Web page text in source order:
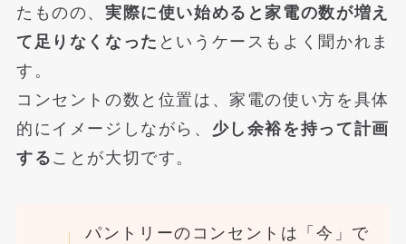
たものの、 実際に使い始めると家電の数が増え
て足りなくなった というケースもよく聞かれま
す。
コンセントの数と位置は、家電の使い方を具体
的にイメージしながら、 少し余裕を持って計画
する ことが大切です。
パントリーのコンセントは「今」で